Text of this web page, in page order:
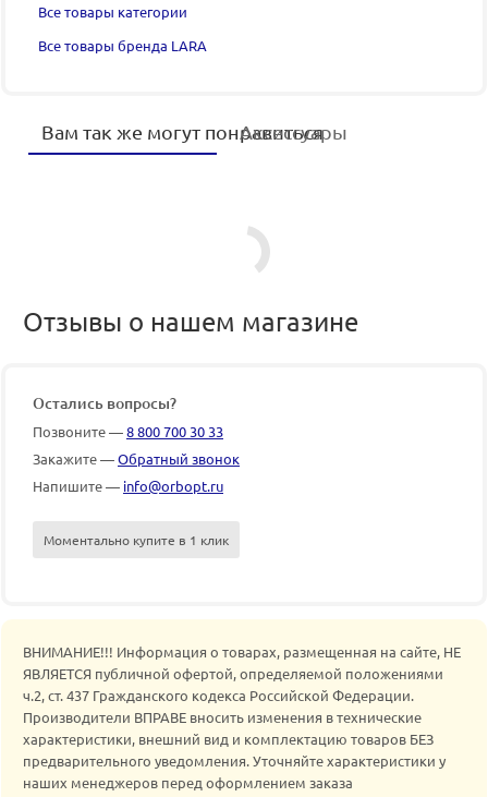
Все товары категории
Все товары бренда LARA
Вам так же могут понравиться
Аксессуары
Отзывы о нашем магазине
Остались вопросы?
Позвоните —8 800 700 30 33
Закажите —Обратный звонок
Напишите — info@orbopt.ru
Моментально купите в 1 клик
ВНИМАНИЕ!!! Информация о товарах, размещенная на сайте, НЕ
ЯВЛЯЕТСЯ публичной офертой, определяемой положениями
ч.2, ст. 437 Гражданского кодекса Российской Федерации.
Производители ВПРАВЕ вносить изменения в технические
характеристики, внешний вид и комплектацию товаров БЕЗ
предварительного уведомления. Уточняйте характеристики у
наших менеджеров перед оформлением заказа